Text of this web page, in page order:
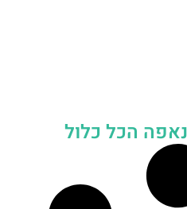
הכל כלול